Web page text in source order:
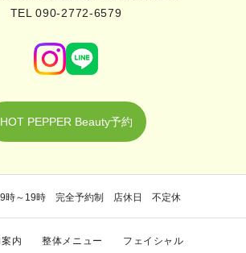
TEL 090-2772-6579
HOT PEPPER Beauty予約
時～19時 完全予約制 店休日 不定休
内 整体メニュー フェイシャル